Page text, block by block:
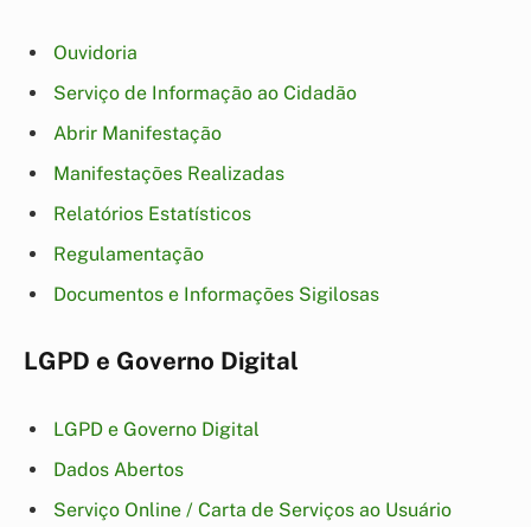
Ouvidoria
Serviço de Informação ao Cidadão
Abrir Manifestação
Manifestações Realizadas
Relatórios Estatísticos
Regulamentação
Documentos e Informações Sigilosas
LGPD e Governo Digital
LGPD e Governo Digital
Dados Abertos
Serviço Online / Carta de Serviços ao Usuário